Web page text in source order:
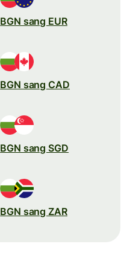
BGN sang EUR
BGN sang CAD
BGN sang SGD
BGN sang ZAR